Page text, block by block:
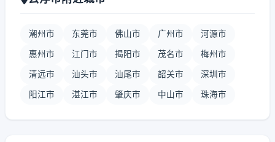
潮州市 东莞市 佛山市 广州市 河源市
惠州市 江门市 揭阳市 茂名市 梅州市
清远市 汕头市 汕尾市 韶关市 深圳市
阳江市 湛江市 肇庆市 中山市 珠海市